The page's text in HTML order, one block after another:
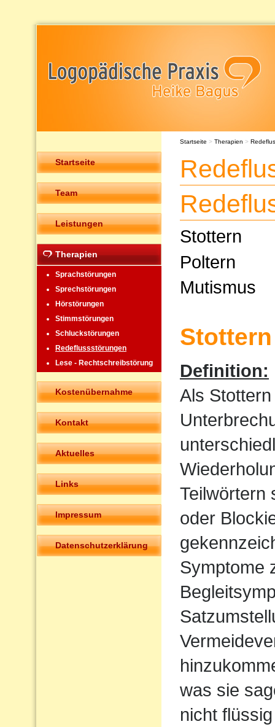
Startseite
Team
Leistungen
Therapien
Sprachstörungen
Sprechstörungen
Hörstörungen
Stimmstörungen
Schluckstörungen
Redeflussstörungen
Lese - Rechtschreibstörung
Kostenübernahme
Kontakt
Aktuelles
Links
Impressum
Datenschutzerklärung
Startseite > Therapien >
Stottern
Poltern
Mutismus
Stottern
Definition:
Als
Teilwörtern
oder
Symptome
was sie
nicht